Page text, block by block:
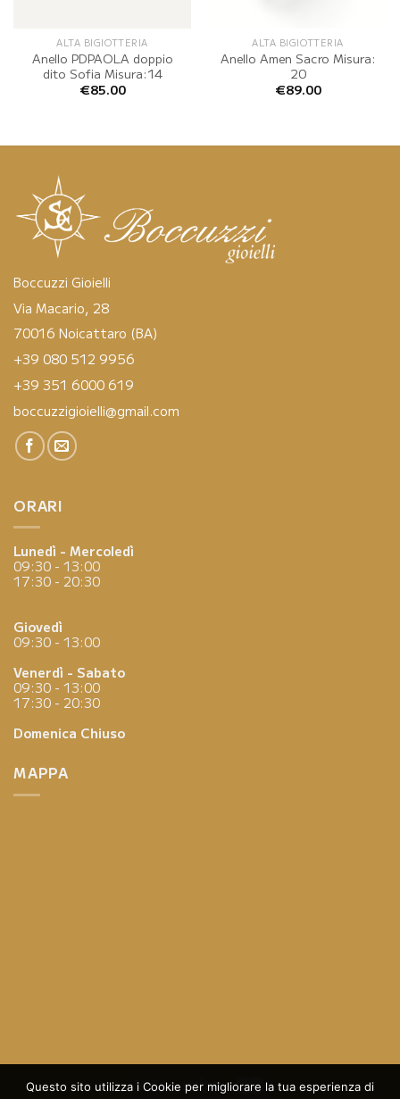
ALTA BIGIOTTERIA
Anello PDPAOLA doppio
dito Sofia Misura:14
€85.00
ALTA BIGIOTTERIA
Anello Amen Sacro Misura:
20
€89.00
Boccuzzi Gioielli
Via Macario, 28
70016 Noicattaro (BA)
+39 080 512 9956
+39 351 6000 619
boccuzzigioielli@gmail.com
ORARI
Lunedì - Mercoledì
09:30 - 13:00
17:30 - 20:30
Giovedì
09:30 - 13:00
Venerdì - Sabato
09:30 - 13:00
17:30 - 20:30
Domenica Chiuso
MAPPA
Questo sito utilizza i Cookie per migliorare la tua esperienza di